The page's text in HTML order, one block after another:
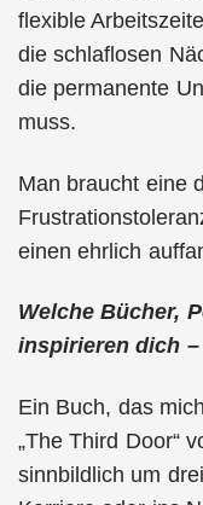
flexible
die schlaflosen
die permanente
muss.
Man braucht eine
einen ehrlich
Welche Bücher,
inspirieren dich
Ein Buch, das
„The Third Door“
sinnbildlich um